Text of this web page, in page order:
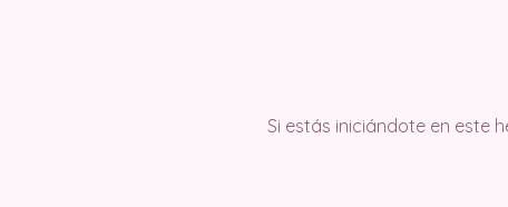
Si estás iniciándote en este